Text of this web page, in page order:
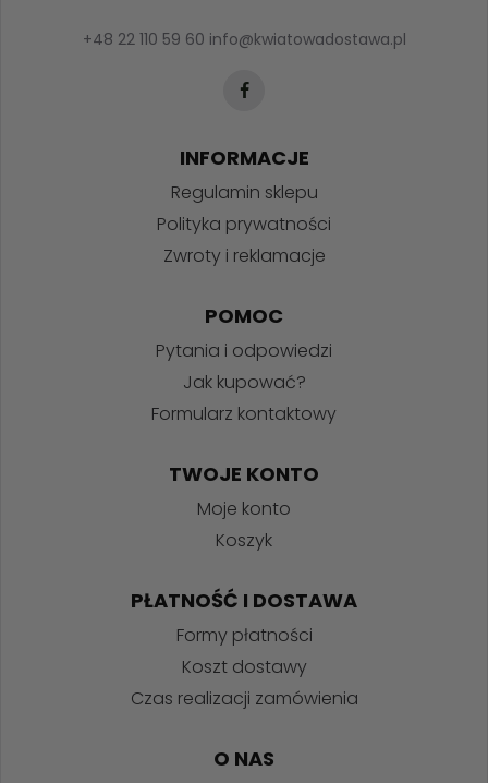
+48 22 110 59 60 info@kwiatowadostawa.pl
INFORMACJE
Regulamin sklepu
Polityka prywatności
Zwroty i reklamacje
POMOC
Pytania i odpowiedzi
Jak kupować?
Formularz kontaktowy
TWOJE KONTO
Moje konto
Koszyk
PŁATNOŚĆ I DOSTAWA
Formy płatności
Koszt dostawy
Czas realizacji zamówienia
O NAS